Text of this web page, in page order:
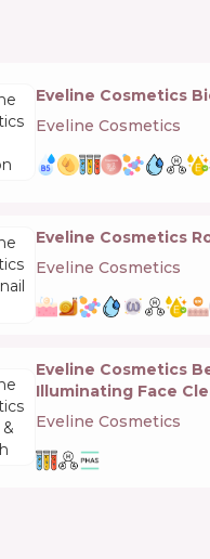
Eveline Cosmetics
Eveline Cosmetics
Eveline Cosmetics
Eveline Cosmetics
Eveline Cosmetics
Illuminating Face
Eveline Cosmetics